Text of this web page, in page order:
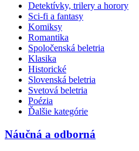
Detektívky, trilery a horory
Sci-fi a fantasy
Komiksy
Romantika
Spoločenská beletria
Klasika
Historické
Slovenská beletria
Svetová beletria
Poézia
Ďalšie kategórie
Náučná a odborná